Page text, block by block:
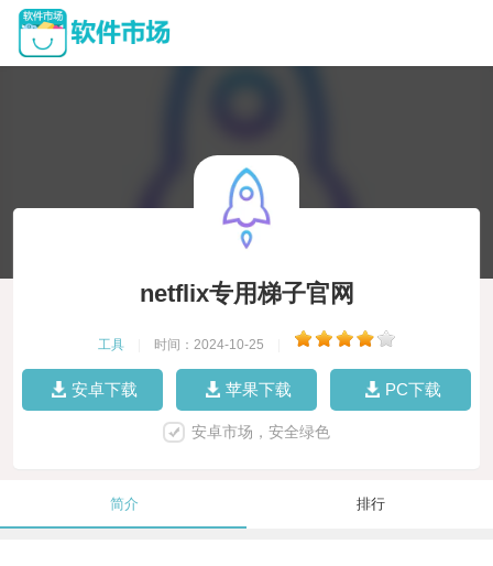
netflix专用梯子官网
工具 时间：2024-10-25
安卓下载 苹果下载 PC下载
安卓市场，安全绿色
简介 排行